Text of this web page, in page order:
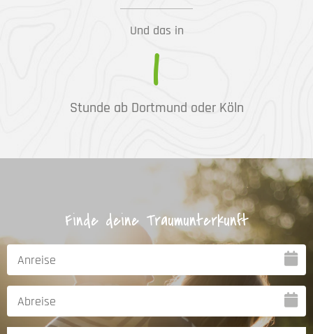
Und das in
1
Stunde ab Dortmund oder Köln
Finde deine Traumunterkunft